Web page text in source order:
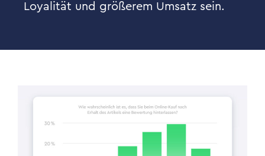
Loyalität und größerem Umsatz sein.